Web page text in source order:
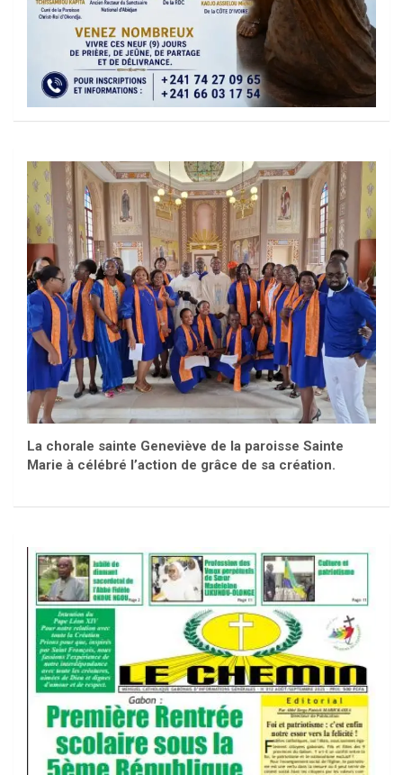
La chorale sainte Geneviève de la paroisse Sainte
Marie à célébré l’action de grâce de sa création.